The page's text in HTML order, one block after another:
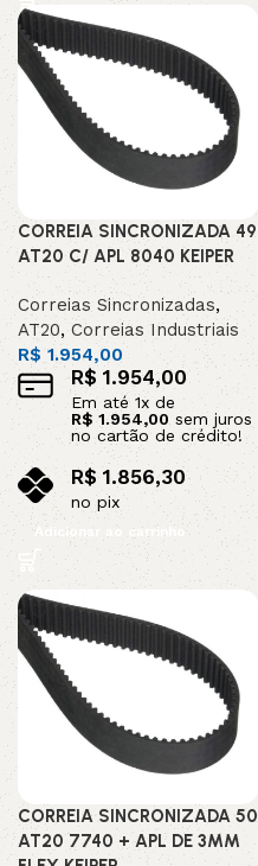
CORREIA SINCRONIZADA 49
AT20 C/ APL 8040 KEIPER
Correias Sincronizadas,
AT20,Correias Industriais
R$1.954,00
R$ 1.954,00
Em até 1x de
R$1.954,00sem juros
no cartão de crédito!
R$1.856,30
no pix
Adicionar ao carrinho
CORREIA SINCRONIZADA 50
AT20 7740 + APL DE 3MM